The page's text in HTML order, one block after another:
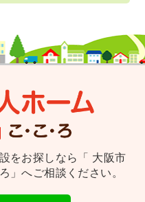
をお探しなら
「 大阪市
」へご相談ください。